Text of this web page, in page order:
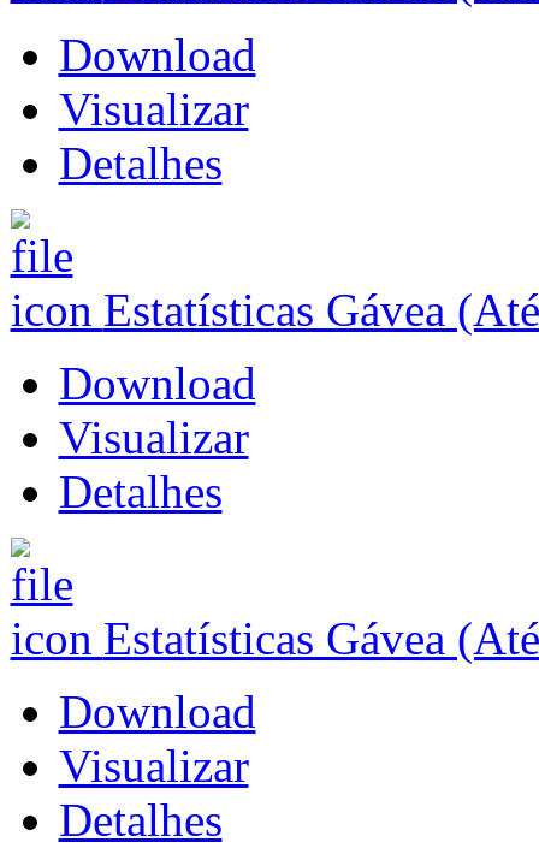
Download
Visualizar
Detalhes
Estatísticas Gávea
Download
Visualizar
Detalhes
Estatísticas Gávea
Download
Visualizar
Detalhes